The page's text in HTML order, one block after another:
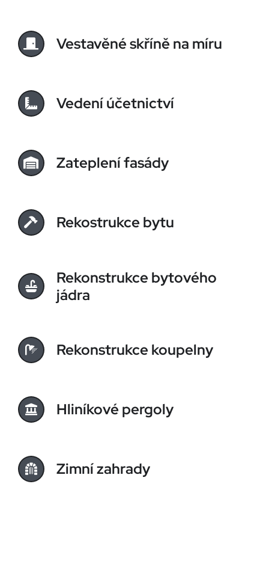
Vestavěné skříně na míru
Vedení účetnictví
Zateplení fasády
Rekostrukce bytu
Rekonstrukce bytového
jádra
Rekonstrukce koupelny
Hliníkové pergoly
Zimní zahrady